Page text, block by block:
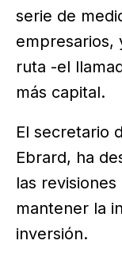
serie de
empresarios,
ruta -el
más capital.
El secretario
Ebrard, ha
las
mantener la
inversión.